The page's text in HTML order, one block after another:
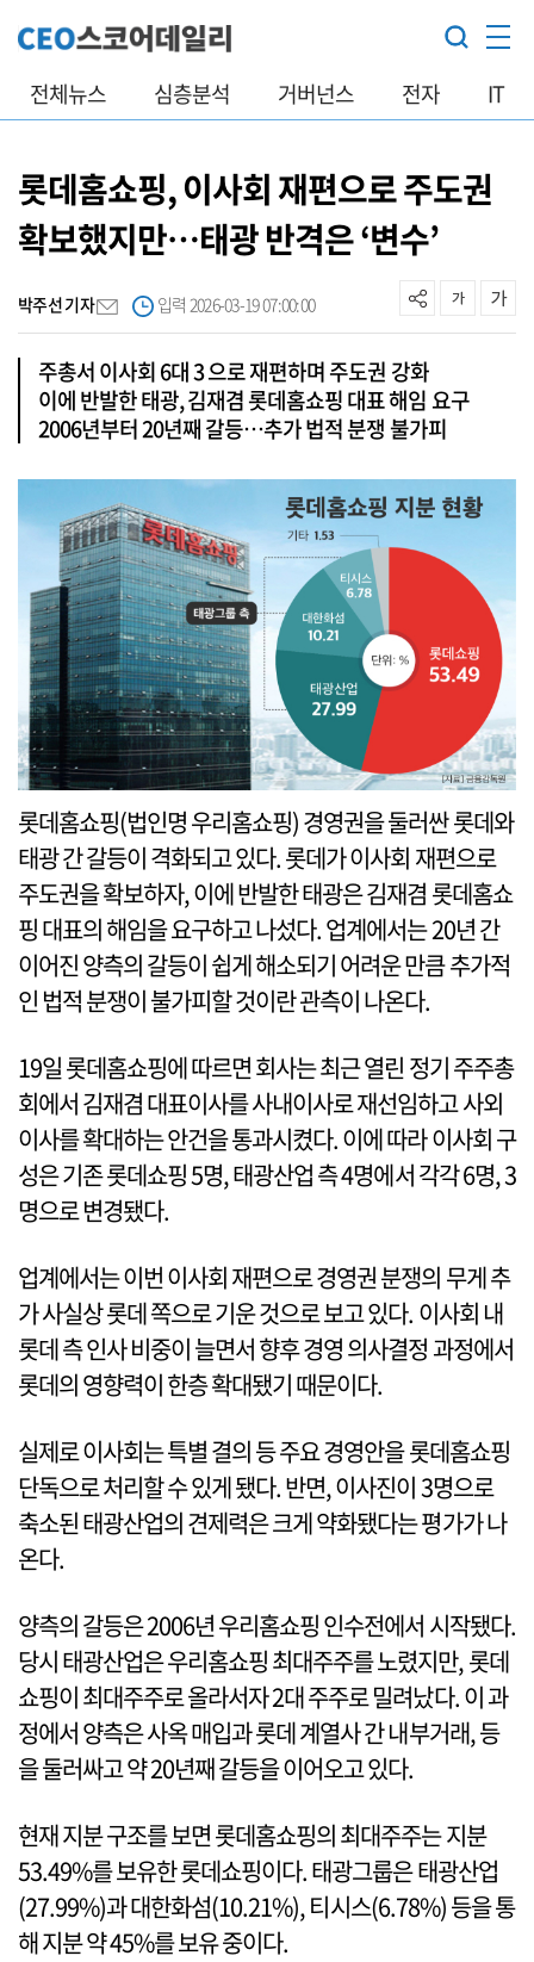
전체뉴스 심층분석 거버넌스 전자 IT
롯데홈쇼핑, 이사회 재편으로 주도권
확보했지만…태광 반격은 ‘변수’
박주선 기자 입력 2026-03-19 07:00:00
주총서 이사회 6대 3 으로 재편하며 주도권 강화
이에 반발한 태광, 김재겸 롯데홈쇼핑 대표 해임 요구
2006년부터 20년째 갈등…추가 법적 분쟁 불가피
롯데홈쇼핑(법인명 우리홈쇼핑) 경영권을 둘러싼 롯데와
태광 간 갈등이 격화되고 있다. 롯데가 이사회 재편으로
주도권을 확보하자, 이에 반발한 태광은 김재겸 롯데홈쇼
핑 대표의 해임을 요구하고 나섰다. 업계에서는 20년 간
이어진 양측의 갈등이 쉽게 해소되기 어려운 만큼 추가적
인 법적 분쟁이 불가피할 것이란 관측이 나온다.
19일 롯데홈쇼핑에 따르면 회사는 최근 열린 정기 주주총
회에서 김재겸 대표이사를 사내이사로 재선임하고 사외
이사를 확대하는 안건을 통과시켰다. 이에 따라 이사회 구
성은 기존 롯데쇼핑 5명, 태광산업 측 4명에서 각각 6명, 3
명으로 변경됐다.
업계에서는 이번 이사회 재편으로 경영권 분쟁의 무게 추
가 사실상 롯데 쪽으로 기운 것으로 보고 있다. 이사회 내
롯데 측 인사 비중이 늘면서 향후 경영 의사결정 과정에서
롯데의 영향력이 한층 확대됐기 때문이다.
실제로 이사회는 특별 결의 등 주요 경영안을 롯데홈쇼핑
단독으로 처리할 수 있게 됐다. 반면, 이사진이 3명으로
축소된 태광산업의 견제력은 크게 약화됐다는 평가가 나
온다.
양측의 갈등은 2006년 우리홈쇼핑 인수전에서 시작됐다.
당시 태광산업은 우리홈쇼핑 최대주주를 노렸지만, 롯데
쇼핑이 최대주주로 올라서자 2대 주주로 밀려났다. 이 과
정에서 양측은 사옥 매입과 롯데 계열사 간 내부거래, 등
을 둘러싸고 약 20년째 갈등을 이어오고 있다.
현재 지분 구조를 보면 롯데홈쇼핑의 최대주주는 지분
53.49%를 보유한 롯데쇼핑이다. 태광그룹은 태광산업
(27.99%)과 대한화섬(10.21%), 티시스(6.78%) 등을 통
해 지분 약 45%를 보유 중이다.